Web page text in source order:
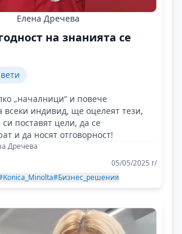
Елена Дречева
на знанията се
„началници“ и повече
всеки индивид, ще оцелеят тези,
си поставят цели, да се
и да носят отговорност!
Дречева
05/05/2025 г/
#Бизнес_решения